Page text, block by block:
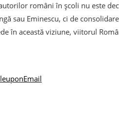
români în școli nu este
sau Eminescu, ci de
în această viziune, viitorul
Email